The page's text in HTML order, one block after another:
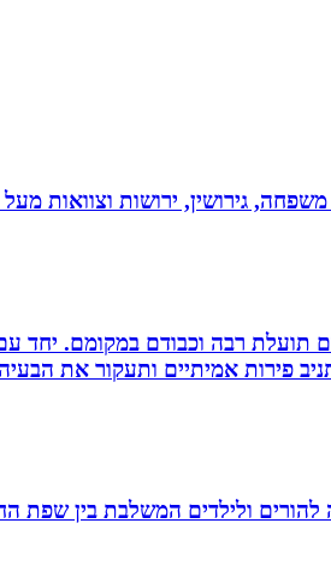
מעל 15 שנים. בעל תואר שני במשפטים ובפילוסופיה.
תועלת רבה וכבודם במקומם.
פירות אמיתיים ותעקור את